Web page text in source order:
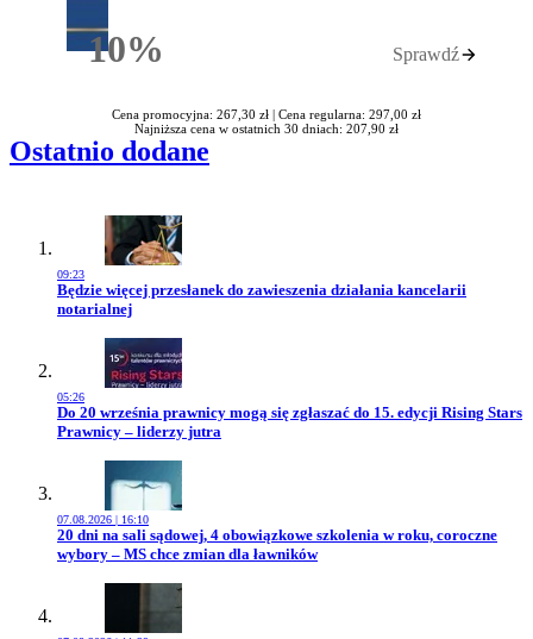
10%Rabatu Sprawdź
Cena promocyjna: 267,30 zł | Cena regularna: 297,00 zł
Najniższa cena w ostatnich 30 dniach: 207,90 zł
Ostatnio dodane
09:23
Przejdź do artykułu:
Będzie więcej przesłanek do zawieszenia działania kancelarii
notarialnej
05:26
Przejdź do artykułu:
Do 20 września prawnicy mogą się zgłaszać do 15. edycji Rising Stars
Prawnicy – liderzy jutra
07.08.2026 | 16:10
Przejdź do artykułu:
20 dni na sali sądowej, 4 obowiązkowe szkolenia w roku, coroczne
wybory – MS chce zmian dla ławników